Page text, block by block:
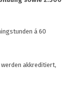
á 60
akkreditiert,